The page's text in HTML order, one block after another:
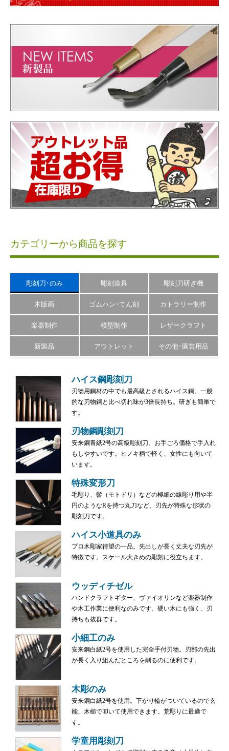
カテゴリーから商品を探す
彫刻刀･のみ 彫刻道具 彫刻刀研ぎ機
木版画 ゴムハン･てん刻 カトラリー制作
楽器制作 模型制作 レザークラフト
新製品 アウトレット その他･園芸用品
ハイス鋼彫刻刀
刃物用鋼材の中でも最高級とされるハイス鋼。一般
的な刃物鋼と比べ切れ味が3倍長持ち。研ぎも簡単で
す。
刃物鋼彫刻刀
安来鋼青紙2号の高級彫刻刀。お手ごろ価格で手入れ
もしやすいです。ヒノキ柄で軽く、女性にも向いて
います。
特殊変形刀
毛彫り、髻（モトドリ）などの極細の線彫り用や半
円のようなRを持つ丸刀など、刃先が特殊な形状の
彫刻刀です。
ハイス小道具のみ
プロ木彫家待望の一品。先出しが長く丈夫な刃先が
特徴です。スケール大きめの彫刻に役立ちます。
ウッディチゼル
ハンドクラフトギター、ヴァイオリンなど楽器制作
や木工作業に便利なのみです。硬い木にも強く、刃
持ちも抜群です。
小細工のみ
安来鋼白紙2号を使用した完全手付刃物。刃部の先出
が長く入り組んだところを削るのに便利です。
木彫のみ
安来鋼白紙2号を使用。下がり輪がついているので玄
能、木槌で叩いて使用できます。荒彫りに最適で
す。
学童用彫刻刀